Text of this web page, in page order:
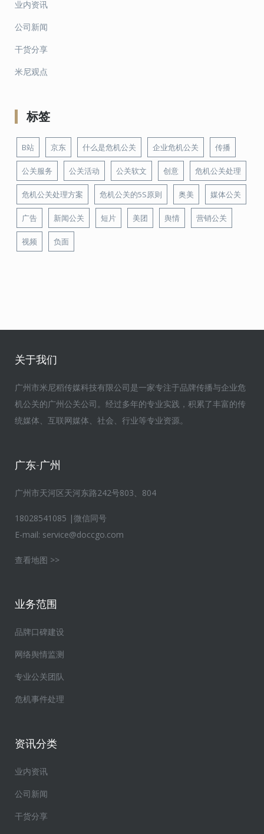
业内资讯
公司新闻
干货分享
米尼观点
标签
B站 京东 什么是危机公关 企业危机公关 传播
公关服务 公关活动 公关软文 创意 危机公关处理
危机公关处理方案 危机公关的5S原则 奥美 媒体公关
广告 新闻公关 短片 美团 舆情 营销公关
视频 负面
关于我们
广州市米尼稻传媒科技有限公司是一家专注于品牌传播与企业危
机公关的广州公关公司。经过多年的专业实践，积累了丰富的传
统媒体、互联网媒体、社会、行业等专业资源。
广东-广州
广州市天河区天河东路242号803、804
18028541085 |微信同号
E-mail: service@doccgo.com
查看地图 >>
业务范围
品牌口碑建设
网络舆情监测
专业公关团队
危机事件处理
资讯分类
业内资讯
公司新闻
干货分享